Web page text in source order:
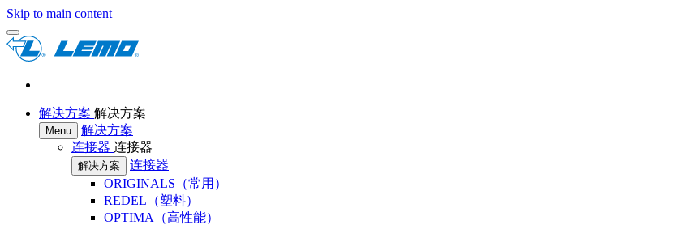
Skip to main content
解决方案 解决方案
Menu
解决方案
连接器 连接器
解决方案
连接器
ORIGINALS（常用）
REDEL（塑料）
OPTIMA（高性能）